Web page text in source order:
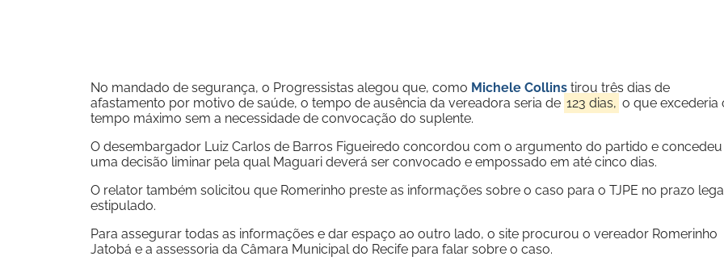
No mandado de segurança, o Progressistas alegou que, como Michele Collins tirou três dias de
afastamento por motivo de saúde, o tempo de ausência da vereadora seria de 123 dias, o que excederia
tempo máximo sem a necessidade de convocação do suplente.
O desembargador Luiz Carlos de Barros Figueiredo concordou com o argumento do partido e concedeu
uma decisão liminar pela qual Maguari deverá ser convocado e empossado em até cinco dias.
O relator também solicitou que Romerinho preste as informações sobre o caso para o TJPE no prazo
estipulado.
Para assegurar todas as informações e dar espaço ao outro lado, o site procurou o vereador Romerinho
Jatobá e a assessoria da Câmara Municipal do Recife para falar sobre o caso.